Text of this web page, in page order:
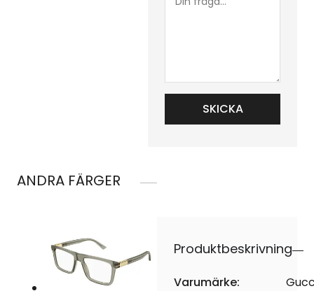
fråga...
ANDRA FÄRGER
Produktbeskrivning
Varumärke: